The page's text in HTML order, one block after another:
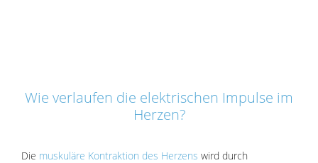
Wie verlaufen die elektrischen Impulse im
Herzen?
Die muskuläre Kontraktion des Herzens wird durch